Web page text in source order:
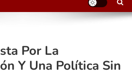
Por La
Y Una Política Sin